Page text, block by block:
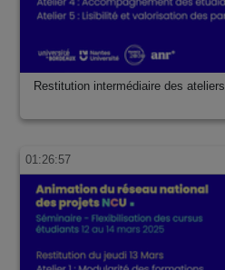
Restitution intermédiaire des ateliers
01:26:57